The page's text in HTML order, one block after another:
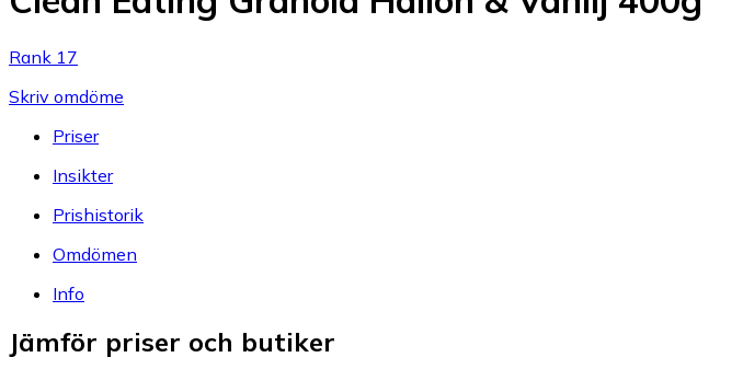
Rank 17
Skriv omdöme
Priser
Insikter
Prishistorik
Omdömen
Info
Jämför priser och butiker